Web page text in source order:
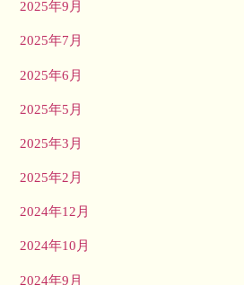
2025年9月
2025年7月
2025年6月
2025年5月
2025年3月
2025年2月
2024年12月
2024年10月
2024年9月